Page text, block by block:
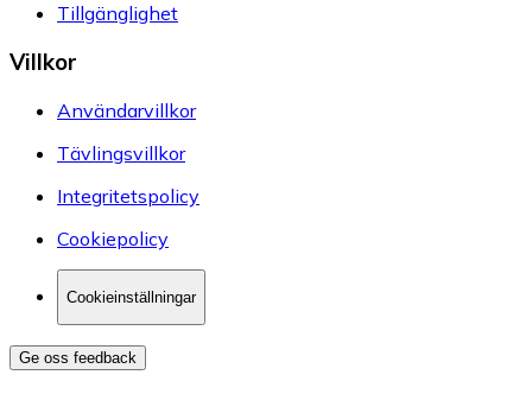
Tillgänglighet
Villkor
Användarvillkor
Tävlingsvillkor
Integritetspolicy
Cookiepolicy
Cookieinställningar
Ge oss feedback